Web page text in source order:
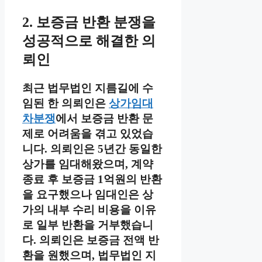
2. 보증금 반환 분쟁을
성공적으로 해결한 의
뢰인
최근 법무법인 지름길에 수
임된 한 의뢰인은 상가임대
차분쟁에서 보증금 반환 문
제로 어려움을 겪고 있었습
니다. 의뢰인은 5년간 동일한
상가를 임대해왔으며, 계약
종료 후 보증금 1억원의 반환
을 요구했으나 임대인은 상
가의 내부 수리 비용을 이유
로 일부 반환을 거부했습니
다. 의뢰인은 보증금 전액 반
환을 원했으며, 법무법인 지